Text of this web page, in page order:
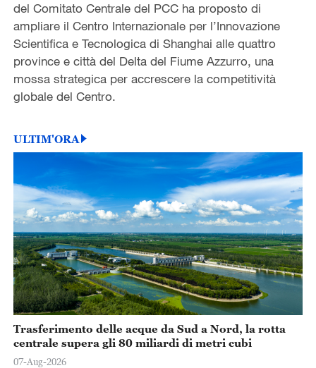
del Comitato Centrale del PCC ha proposto di
ampliare il Centro Internazionale per l’Innovazione
Scientifica e Tecnologica di Shanghai alle quattro
province e città del Delta del Fiume Azzurro, una
mossa strategica per accrescere la competitività
globale del Centro.
ULTIM'ORA
Trasferimento delle acque da Sud a Nord, la rotta
centrale supera gli 80 miliardi di metri cubi
07-Aug-2026